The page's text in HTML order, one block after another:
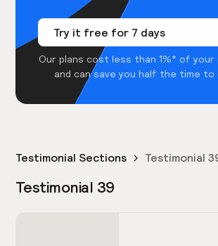
Try it free for 7 days
Our plans cost less than 1%* of
and can save you half the time to
Testimonial Sections Testimonial
Testimonial 39